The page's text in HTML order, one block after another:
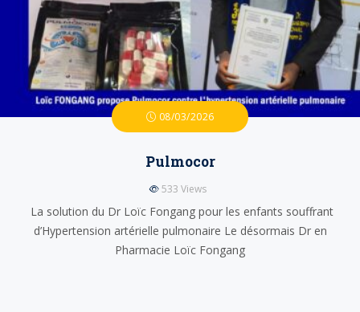
08/03/2026
Pulmocor
533 Views
La solution du Dr Loïc Fongang pour les enfants souffrant
d’Hypertension artérielle pulmonaire Le désormais Dr en
Pharmacie Loïc Fongang